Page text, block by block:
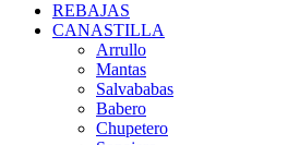
REBAJAS
CANASTILLA
Arrullo
Mantas
Salvababas
Babero
Chupetero